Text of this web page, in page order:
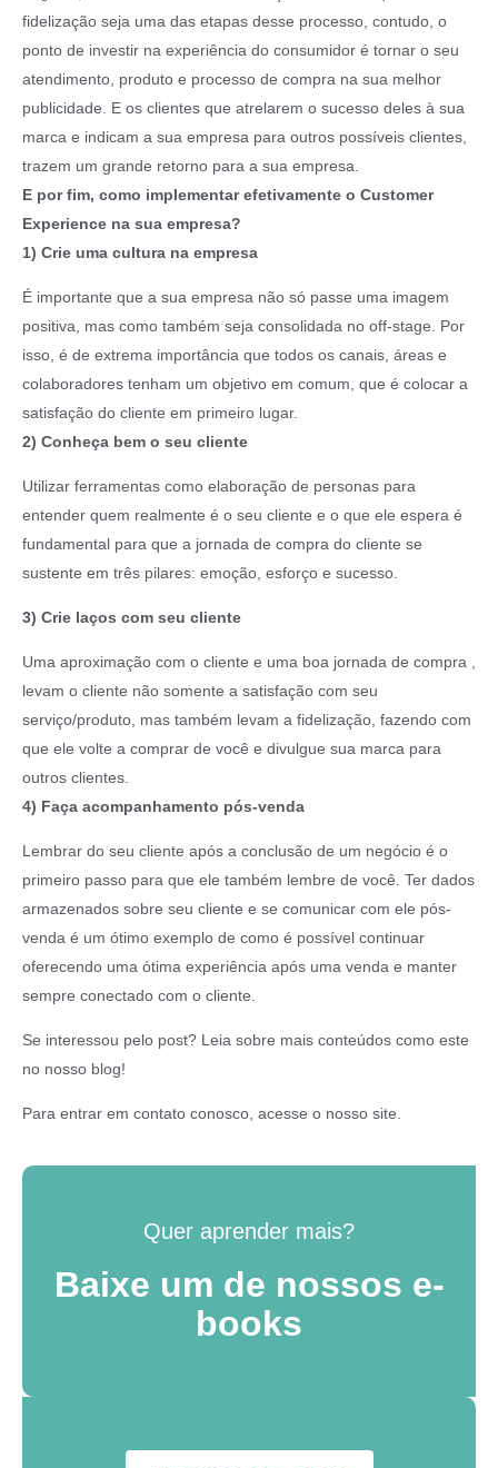
fidelização seja uma das etapas desse processo, contudo, o
ponto de investir na experiência do consumidor é tornar o seu
atendimento, produto e processo de compra na sua melhor
publicidade. E os clientes que atrelarem o sucesso deles à sua
marca e indicam a sua empresa para outros possíveis clientes,
trazem um grande retorno para a sua empresa.
E por fim, como implementar efetivamente o Customer
Experience na sua empresa?
1) Crie uma cultura na empresa
É importante que a sua empresa não só passe uma imagem
positiva, mas como também seja consolidada no off-stage. Por
isso, é de extrema importância que todos os canais, áreas e
colaboradores tenham um objetivo em comum, que é colocar a
satisfação do cliente em primeiro lugar.
2) Conheça bem o seu cliente
Utilizar ferramentas como elaboração de personas para
entender quem realmente é o seu cliente e o que ele espera é
fundamental para que a jornada de compra do cliente se
sustente em três pilares: emoção, esforço e sucesso.
3) Crie laços com seu cliente
Uma aproximação com o cliente e uma boa jornada de compra ,
levam o cliente não somente a satisfação com seu
serviço/produto, mas também levam a fidelização, fazendo com
que ele volte a comprar de você e divulgue sua marca para
outros clientes.
4) Faça acompanhamento pós-venda
Lembrar do seu cliente após a conclusão de um negócio é o
primeiro passo para que ele também lembre de você. Ter dados
armazenados sobre seu cliente e se comunicar com ele pós-
venda é um ótimo exemplo de como é possível continuar
oferecendo uma ótima experiência após uma venda e manter
sempre conectado com o cliente.
Se interessou pelo post? Leia sobre mais conteúdos como este
no nosso blog!
Para entrar em contato conosco, acesse o nosso site.
Quer aprender mais?
Baixe um de nossos e-
books